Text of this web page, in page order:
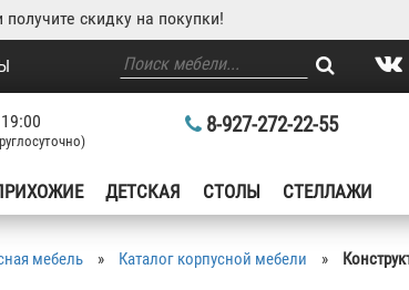
получите скидку на покупки!
8-927-272-22-55
ДЕТСКАЯ СТОЛЫ СТЕЛЛАЖИ
мебель » Каталог корпусной мебели »